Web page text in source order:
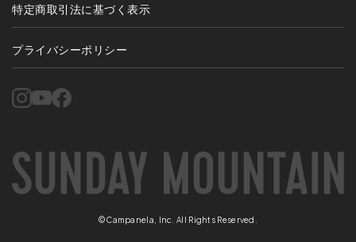
特定商取引法に基づく表示
プライバシーポリシー
©Campanela, Inc. All Rights Reserved.